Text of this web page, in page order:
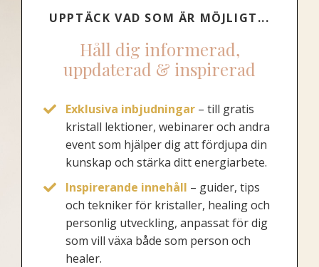
UPPTÄCK VAD SOM ÄR MÖJLIGT...
Håll dig informerad,
uppdaterad & inspirerad
Exklusiva inbjudningar – till gratis
kristall lektioner, webinarer och andra
event som hjälper dig att fördjupa din
kunskap och stärka ditt energiarbete.
Inspirerande innehåll – guider, tips
och tekniker för kristaller, healing och
personlig utveckling, anpassat för dig
som vill växa både som person och
healer.